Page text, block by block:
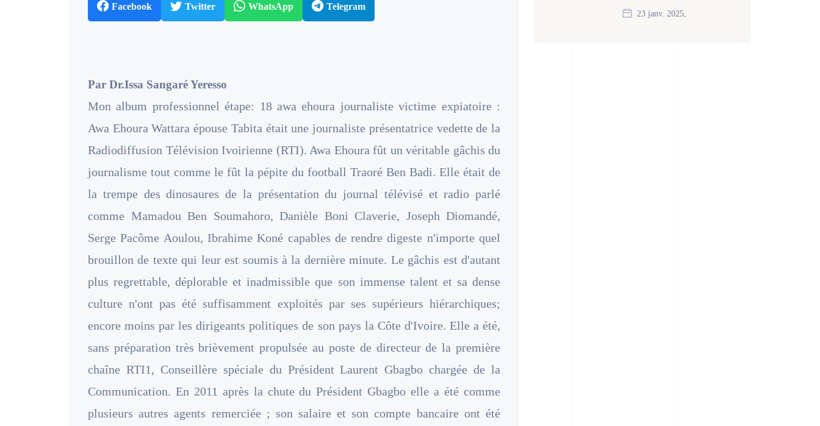
Facebook Twitter WhatsApp Telegram
Par Dr.Issa Sangaré Yeresso
Mon album professionnel étape: 18 awa ehoura journaliste victime expiatoire :
Awa Ehoura Wattara épouse Tabita était une journaliste présentatrice vedette de la
Radiodiffusion Télévision Ivoirienne (RTI). Awa Ehoura fût un véritable gâchis du
journalisme tout comme le fût la pépite du football Traoré Ben Badi. Elle était de
la trempe des dinosaures de la présentation du journal télévisé et radio parlé
comme Mamadou Ben Soumahoro, Danièle Boni Claverie, Joseph Diomandé,
Serge Pacôme Aoulou, Ibrahime Koné capables de rendre digeste n'importe quel
brouillon de texte qui leur est soumis à la dernière minute. Le gâchis est d'autant
plus regrettable, déplorable et inadmissible que son immense talent et sa dense
culture n'ont pas été suffisamment exploités par ses supérieurs hiérarchiques;
encore moins par les dirigeants politiques de son pays la Côte d'Ivoire. Elle a été,
sans préparation très brièvement propulsée au poste de directeur de la première
chaîne RTI1, Conseillère spéciale du Président Laurent Gbagbo chargée de la
Communication. En 2011 après la chute du Président Gbagbo elle a été comme
plusieurs autres agents remerciée ; son salaire et son compte bancaire ont été
23 janv. 2025,